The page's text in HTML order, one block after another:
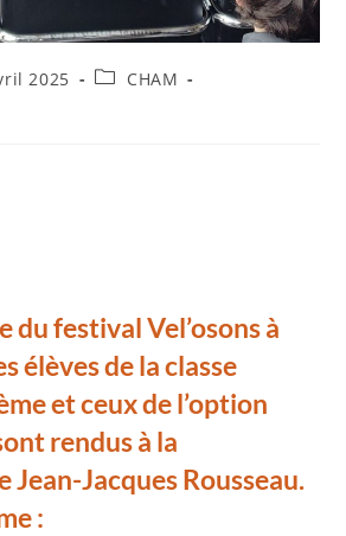
2025
CHAM
du festival Vel’osons à
élèves de la classe
et ceux de l’option
rendus à la
Jean-Jacques Rousseau.
: